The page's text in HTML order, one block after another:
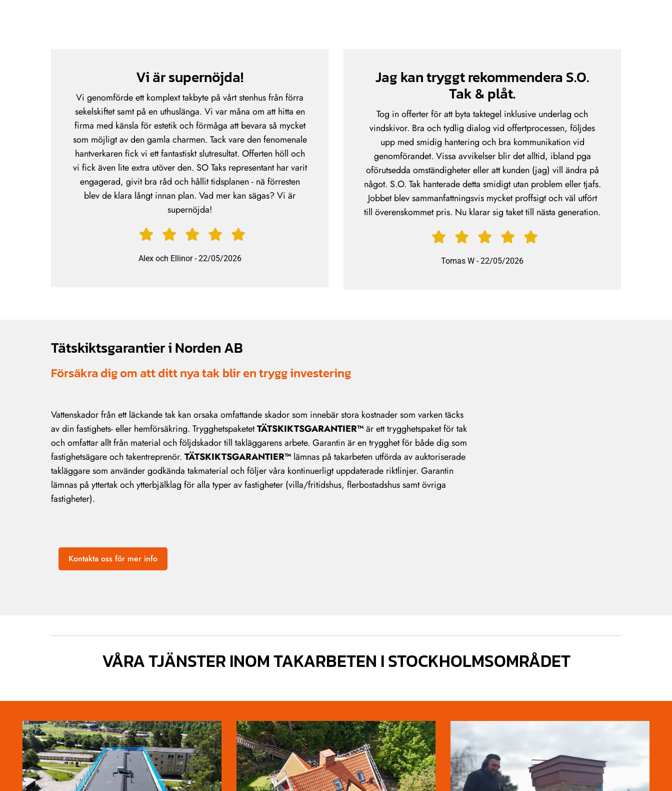
Vi är supernöjda!
Vi genomförde ett komplext takbyte på vårt stenhus från förra
sekelskiftet samt på en uthuslänga. Vi var måna om att hitta en
firma med känsla för estetik och förmåga att bevara så mycket
som möjligt av den gamla charmen. Tack vare den fenomenale
hantverkaren fick vi ett fantastiskt slutresultat. Offerten höll och
vi fick även lite extra utöver den. SO Taks representant har varit
engagerad, givit bra råd och hållit tidsplanen - nä förresten
blev de klara långt innan plan. Vad mer kan sägas? Vi är
supernöjda!
Alex och Ellinor-22/05/2026
Jag kan tryggt rekommendera S.O.
Tak & plåt.
Tog in offerter för att byta taktegel inklusive underlag och
vindskivor. Bra och tydlig dialog vid offertprocessen, följdes
upp med smidig hantering och bra kommunikation vid
genomförandet. Vissa avvikelser blir det alltid, ibland pga
oförutsedda omständigheter eller att kunden (jag) vill ändra på
något. S.O. Tak hanterade detta smidigt utan problem eller tjafs.
Jobbet blev sammanfattningsvis mycket proffsigt och väl utfört
till överenskommet pris. Nu klarar sig taket till nästa generation.
Tomas W -22/05/2026
Tätskiktsgarantier i Norden AB
Försäkra dig om att ditt nya tak blir en trygg investering
Vattenskador från ett läckande tak kan orsaka omfattande skador som innebär stora kostnader som varken täcks
av din fastighets- eller hemförsäkring. TrygghetspaketetTÄTSKIKTSGARANTIER™är ett trygghetspaket för tak
och omfattar allt från material och följdskador till takläggarens arbete. Garantin är en trygghet för både dig som
fastighetsägare och takentreprenör. TÄTSKIKTSGARANTIER™ lämnas på takarbeten utförda av auktoriserade
takläggare som använder godkända takmaterial och följer våra kontinuerligt uppdaterade riktlinjer. Garantin
lämnas på yttertak och ytterbjälklag för alla typer av fastigheter (villa/fritidshus, flerbostadshus samt övriga
fastigheter).
Kontakta oss för mer info
VÅRA TJÄNSTER INOM TAKARBETEN I STOCKHOLMSOMRÅDET